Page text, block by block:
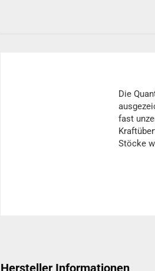
Die
fast
Stöcke
Hersteller Informationen